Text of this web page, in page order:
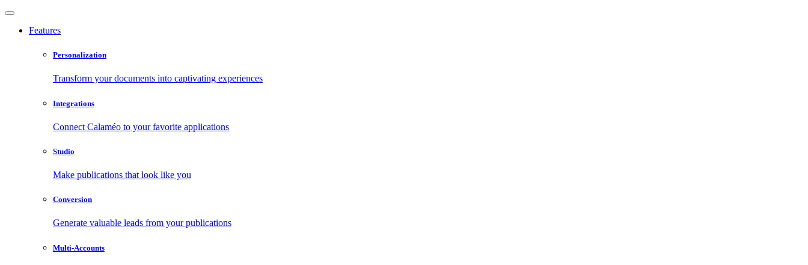
Features
Personalization
Transform your documents into captivating experiences
Integrations
Connect Calaméo to your favorite applications
Studio
Make publications that look like you
Conversion
Generate valuable leads from your publications
Multi-Accounts